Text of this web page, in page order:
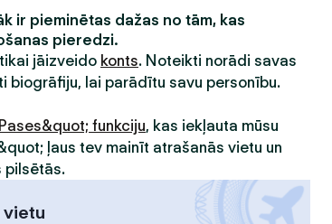
ir pieminētas dažas no tām, kas
pieredzi.
jāizveido konts. Noteikti norādi savas
biogrāfiju, lai parādītu savu personību.
funkciju, kas iekļauta mūsu
ļaus tev mainīt atrašanās vietu un
pilsētās.
vietu